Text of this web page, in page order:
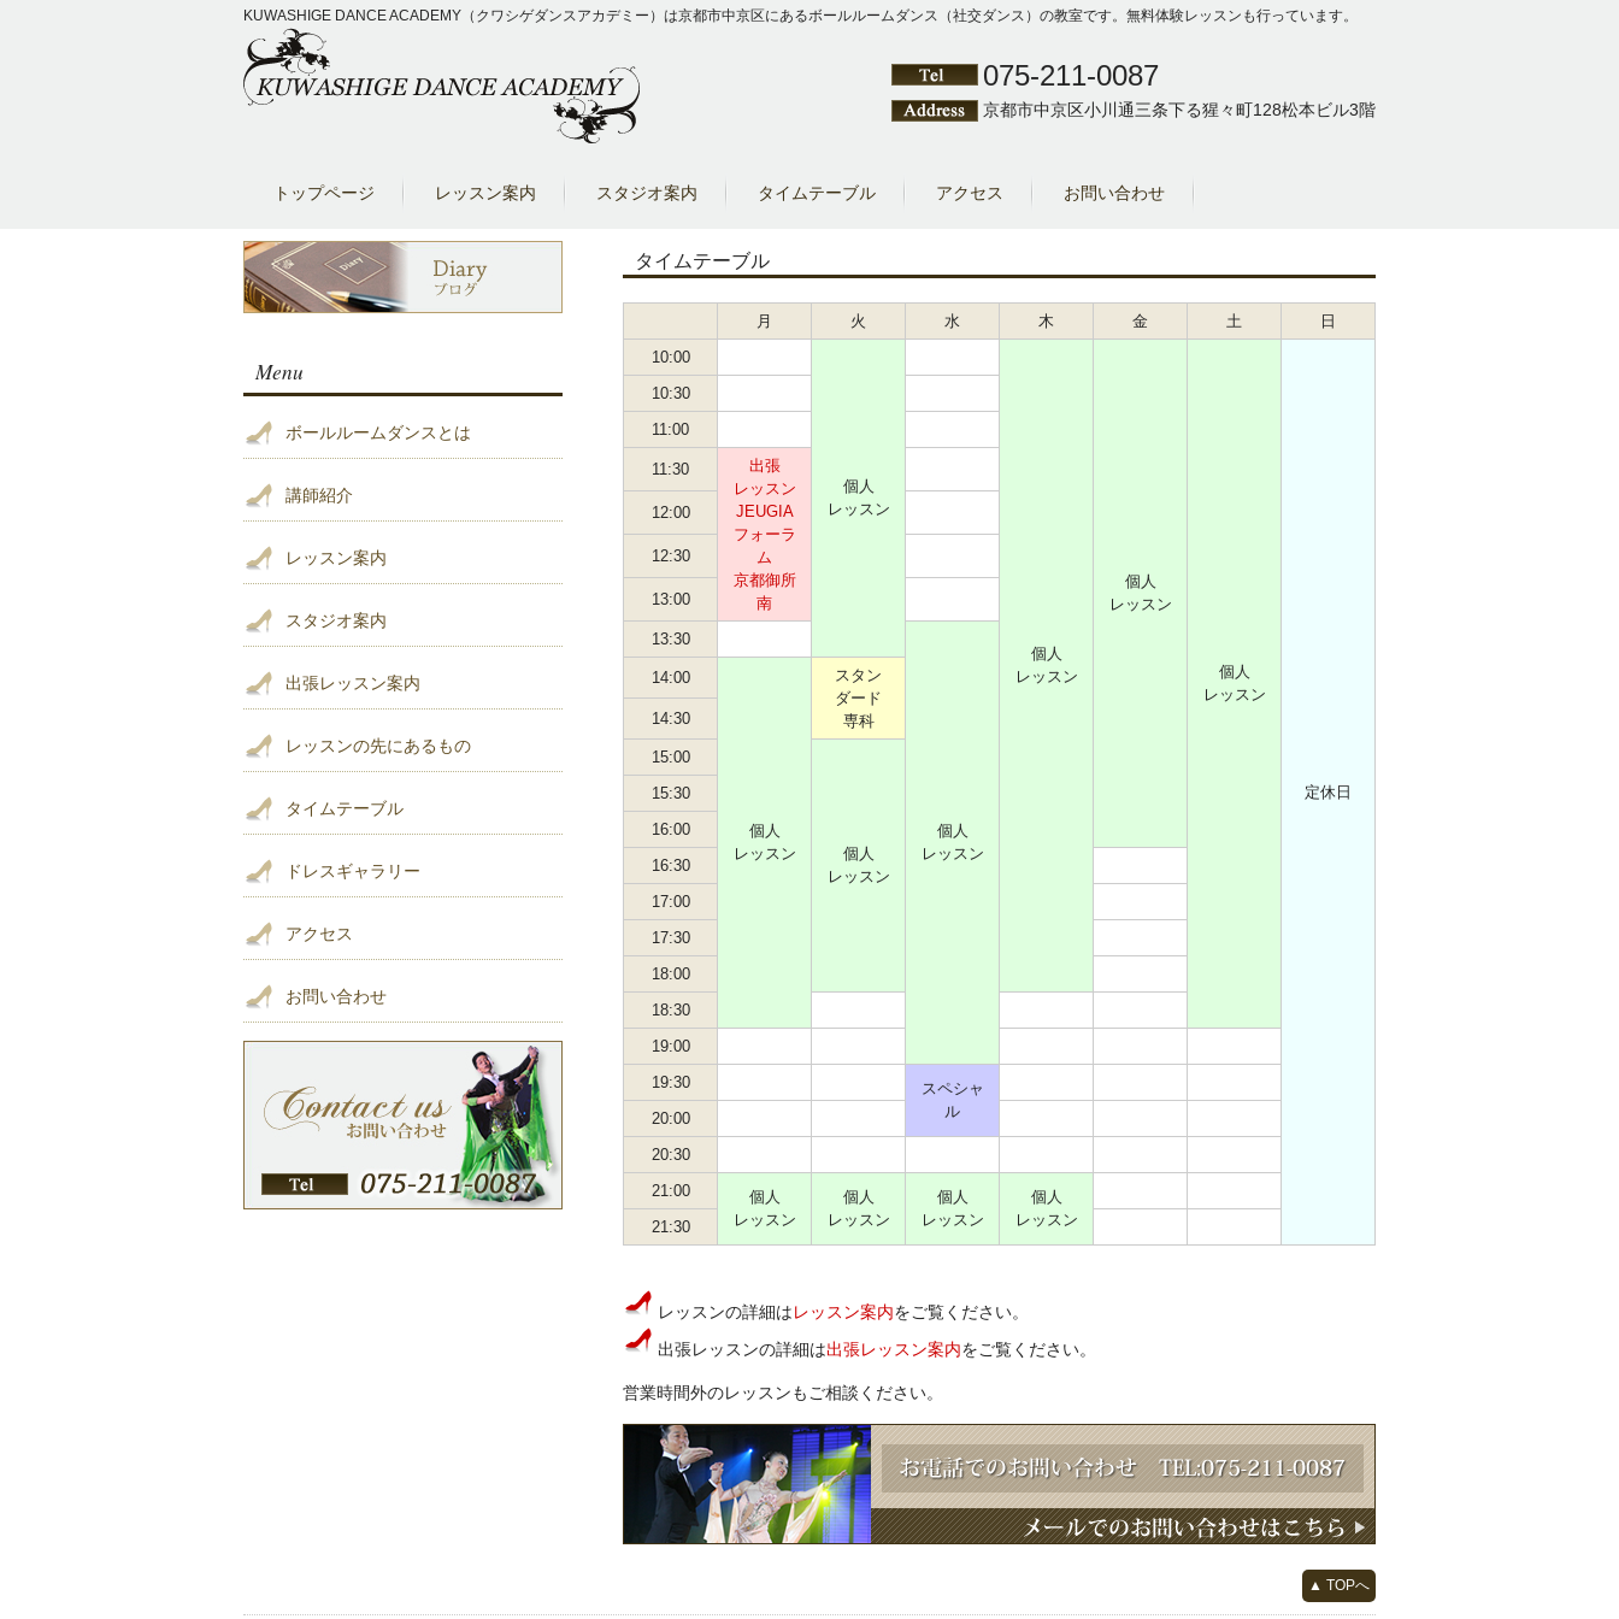
KUWASHIGE DANCE ACADEMY（クワシゲダンスアカデミー）は京都市中京区にあるボールルームダンス（社交ダンス）の教室です。無料体験レッスンも行っています。
075-211-0087
京都市中京区小川通三条下る猩々町128松本ビル3階
トップページ レッスン案内 スタジオ案内 タイムテーブル アクセス お問い合わせ
タイムテーブル
月 火 水 木 金 土
日
10:00
個人
レッスン
個人
レッスン
個人
レッスン
個人
レッスン
定休日
10:30
11:00
11:30
出張
レッスン
JEUGIA
フォーラ
ム
京都御所
南
12:00
12:30
13:00
13:30
個人
レッスン
14:00
個人
レッスン
スタン
ダード
専科
14:30
15:00
個人
レッスン
15:30
16:00
16:30
17:00
17:30
18:00
18:30
19:00
19:30
スペシャ
ル
20:00
20:30
21:00
個人
レッスン
個人
レッスン
個人
レッスン
個人
レッスン
21:30
レッスンの詳細はレッスン案内をご覧ください。
出張レッスンの詳細は出張レッスン案内をご覧ください。
営業時間外のレッスンもご相談ください。
▲ TOPへ
Menu
ボールルームダンスとは
講師紹介
レッスン案内
スタジオ案内
出張レッスン案内
レッスンの先にあるもの
タイムテーブル
ドレスギャラリー
アクセス
お問い合わせ